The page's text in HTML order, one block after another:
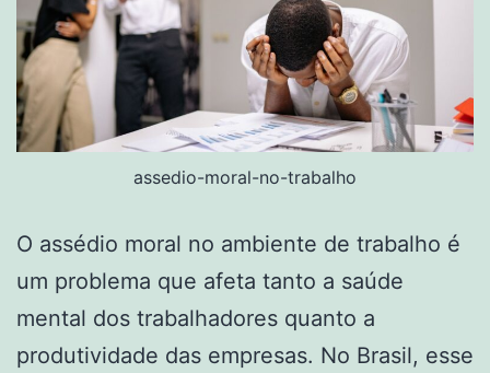
assedio-moral-no-trabalho
O assédio moral no ambiente de trabalho é
um problema que afeta tanto a saúde
mental dos trabalhadores quanto a
produtividade das empresas. No Brasil, esse